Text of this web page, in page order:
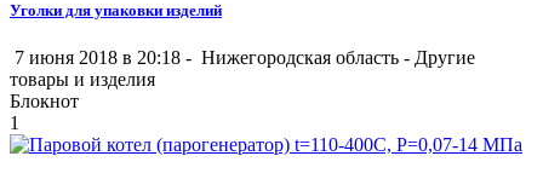
Уголки для упаковки изделий
7 июня 2018 в 20:18 - Нижегородская область - Другие
товары и изделия
Блокнот
1